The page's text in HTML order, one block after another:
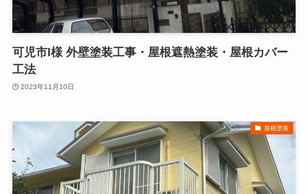
可児市I様 外壁塗装工事・屋根遮熱塗装・屋根カバー
工法
2023年11月10日
屋根塗装